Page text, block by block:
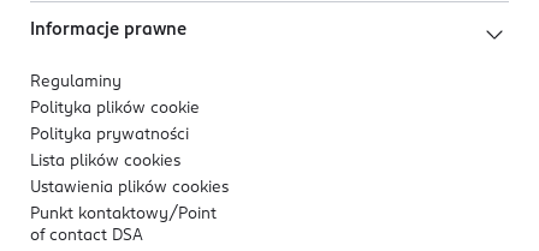
Informacje prawne
Regulaminy
Polityka plików cookie
Polityka prywatności
Lista plików cookies
Ustawienia plików cookies
Punkt kontaktowy/ Point
of contact DSA